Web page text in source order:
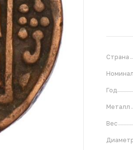
Страна
Номинал
Год
Металл
Вес